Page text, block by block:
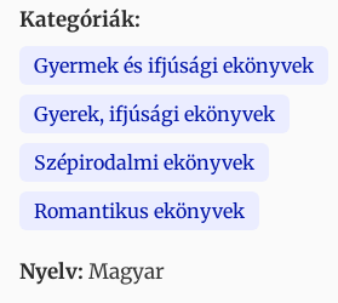
Kategóriák:
Gyermek és ifjúsági ekönyvek
Gyerek, ifjúsági ekönyvek
Szépirodalmi ekönyvek
Romantikus ekönyvek
Nyelv: Magyar